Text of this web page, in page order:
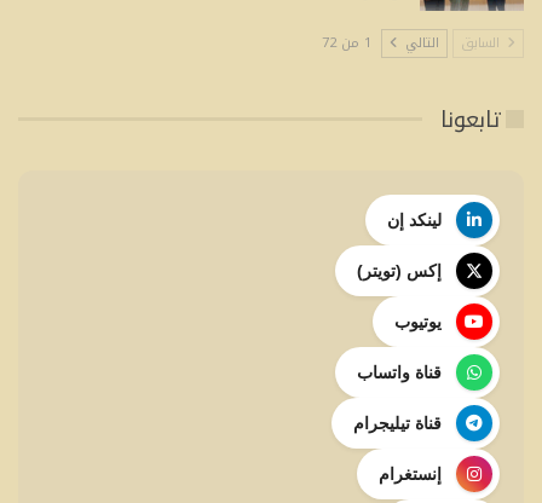
السابق التالي 1 من 72
تابعونا
لينكد إن
إكس (تويتر)
يوتيوب
قناة واتساب
قناة تيليجرام
إنستغرام